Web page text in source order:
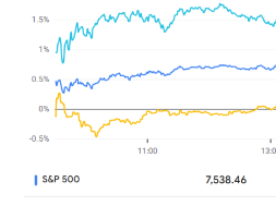
マイクロソフト約
7月の注目イベント
まとめ